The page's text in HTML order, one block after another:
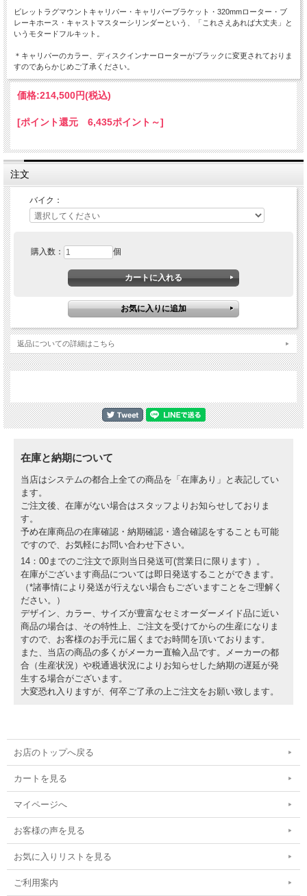
ビレットラグマウントキャリパー・キャリパーブラケット・320mmローター・ブ
レーキホース・キャストマスターシリンダーという、「これさえあれば大丈夫」と
いうモタードフルキット。
＊キャリパーのカラー、ディスクインナーローターがブラックに変更されておりま
すのであらかじめご了承ください。
価格:214,500円(税込)
[ポイント還元 6,435ポイント～]
注文
バイク：
購入数： 個
返品についての詳細はこちら
在庫と納期について
当店はシステムの都合上全ての商品を「在庫あり」と表記してい
ます。
ご注文後、在庫がない場合はスタッフよりお知らせしておりま
す。
予め在庫商品の在庫確認・納期確認・適合確認をすることも可能
ですので、お気軽にお問い合わせ下さい。
14：00までのご注文で原則当日発送可(営業日に限ります）。
在庫がございます商品については即日発送することができます。
（*諸事情により発送が行えない場合もございますことをご理解く
ださい。）
デザイン、カラー、サイズが豊富なセミオーダーメイド品に近い
商品の場合は、その特性上、ご注文を受けてからの生産になりま
すので、お客様のお手元に届くまでお時間を頂いております。
また、当店の商品の多くがメーカー直輸入品です。メーカーの都
合（生産状況）や税通過状況によりお知らせした納期の遅延が発
生する場合がございます。
大変恐れ入りますが、何卒ご了承の上ご注文をお願い致します。
お店のトップへ戻る
カートを見る
マイページへ
お客様の声を見る
お気に入りリストを見る
ご利用案内